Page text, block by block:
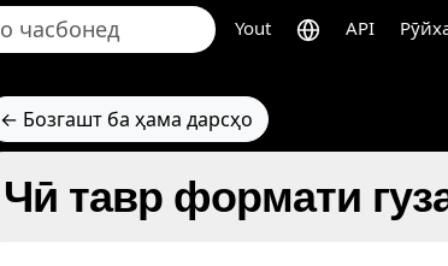
Yout API
← Бозгашт ба ҳама дарсҳо
Чӣ тавр формати